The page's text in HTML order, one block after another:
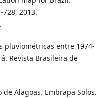
2013.
.
pluviométricas entre 1974-
Revista Brasileira de
de Alagoas. Embrapa Solos.